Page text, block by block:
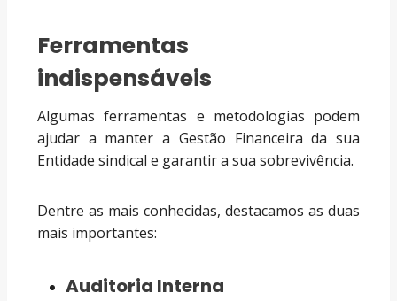
Ferramentas
indispensáveis
Algumas ferramentas e metodologias podem
ajudar a manter a Gestão Financeira da sua
Entidade sindical e garantir a sua sobrevivência.
Dentre as mais conhecidas, destacamos as duas
mais importantes:
Auditoria Interna